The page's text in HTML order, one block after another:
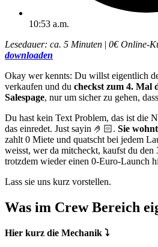
10:53 a.m.
Lesedauer: ca. 5 Minuten | 0€ Online-
downloaden
Okay wer kennts: Du willst eigentlich
verkaufen und du checkst zum 4. Mal
Salespage, nur um sicher zu gehen,
Du hast kein Text Problem, das ist die
das einredet. Just sayin 🤌🏻. Sie
zahlt 0 Miete und quatscht bei jedem
weisst, wer da mitcheckt, kaufst du
trotzdem wieder einen 0-Euro-Launch
Lass sie uns kurz vorstellen.
Was im Crew Bereich
Hier kurz die Mechanik ⤵️